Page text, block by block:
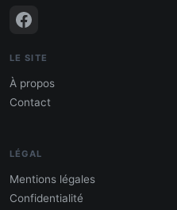
LE SITE
À propos
Contact
LÉGAL
Mentions légales
Confidentialité